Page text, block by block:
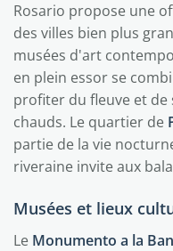
Rosario propose une
des villes bien plus
musées d'art
en plein essor se
profiter du fleuve et de
chauds. Le quartier de
partie de la vie
riveraine invite aux
Musées et lieux
Le Monumento a la